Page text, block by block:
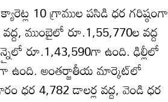
10 గ్రాముల పసిడి ధర గరిష్ఠంగా
ముంబైలో రూ.1,55,770ల వద్ద
రూ.1,43,590గా ఉంది. ఢిల్లీలో
ఉంది. అంతర్జాతీయ మార్కెట్‌లో
ధర 4,782 డాలర్ల వద్ద, వెండి ధర